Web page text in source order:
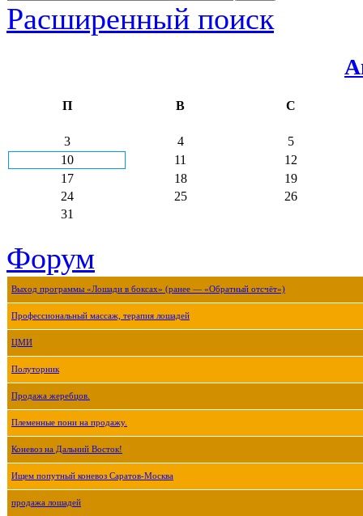
Расширенный поиск
П В С
3 4
5
10
11
12
17
18
19
24
25
26
31
Форум
Выход программы «Лошади в боксах» (ранее — «Обратный отсчёт»)
Профессиональный массаж, терапия лошадей
ЦМИ
Полуторник
Продажа жеребцов.
Племенные пони на продажу.
Коневоз на Дальний Восток!
Ищем попутный коневоз Саратов-Москва
продажа лошадей